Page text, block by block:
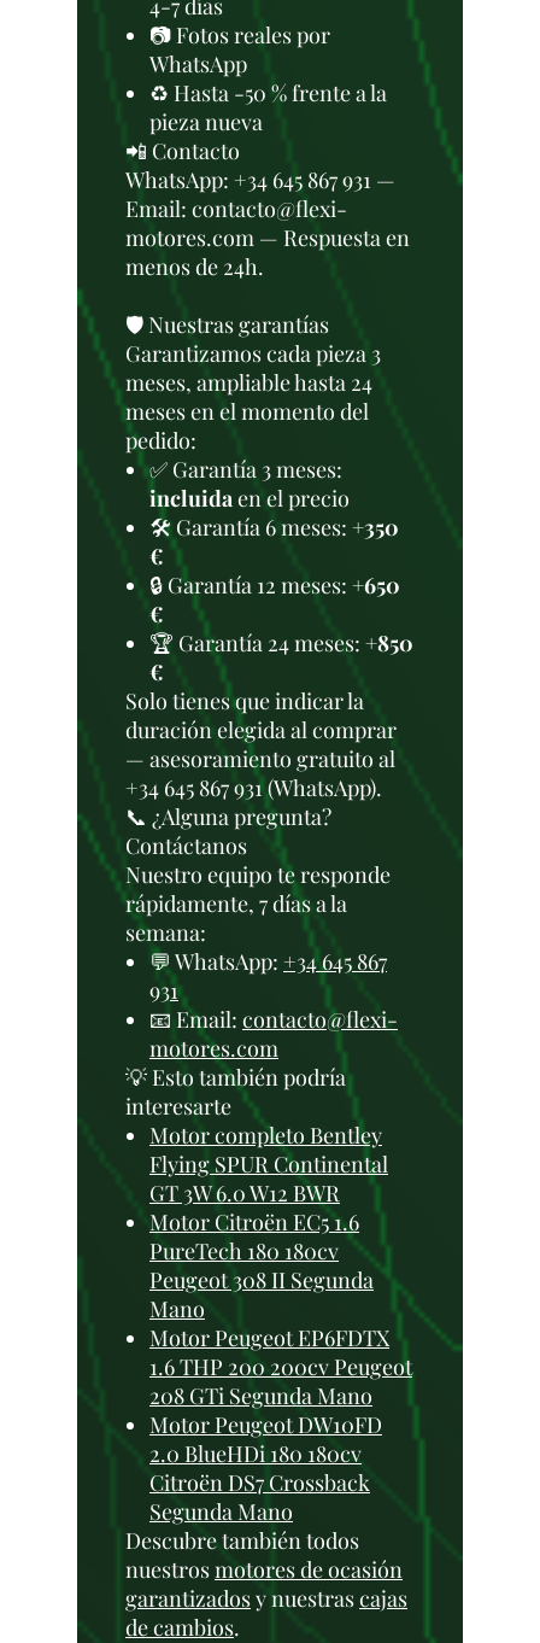
4-7 días
📷 Fotos reales por
WhatsApp
♻️ Hasta -50 % frente a la
pieza nueva
📲 Contacto
WhatsApp: +34 645 867 931 —
Email: contacto@flexi-
motores.com — Respuesta en
menos de 24h.
🛡️ Nuestras garantías
Garantizamos cada pieza 3
meses, ampliable hasta 24
meses en el momento del
pedido:
✅ Garantía 3 meses:
incluidaen el precio
🛠️ Garantía 6 meses: +350
€
🔒 Garantía 12 meses: +650
€
🏆 Garantía 24 meses: +850
€
Solo tienes que indicar la
duración elegida al comprar
— asesoramiento gratuito al
+34 645 867 931 (WhatsApp).
📞 ¿Alguna pregunta?
Contáctanos
Nuestro equipo te responde
rápidamente, 7 días a la
semana:
💬 WhatsApp: +34 645 867
931
📧 Email: contacto@flexi-
motores.com
💡 Esto también podría
interesarte
Motor completo Bentley
Flying SPUR Continental
GT 3W 6.0 W12 BWR
Motor Citroën EC5 1.6
PureTech 180 180cv
Peugeot 308 II Segunda
Mano
Motor Peugeot EP6FDTX
1.6 THP 200 200cv Peugeot
208 GTi Segunda Mano
Motor Peugeot DW10FD
2.0 BlueHDi 180 180cv
Citroën DS7 Crossback
Segunda Mano
Descubre también todos
nuestrosmotores de ocasión
garantizadosy nuestrascajas
de cambios.